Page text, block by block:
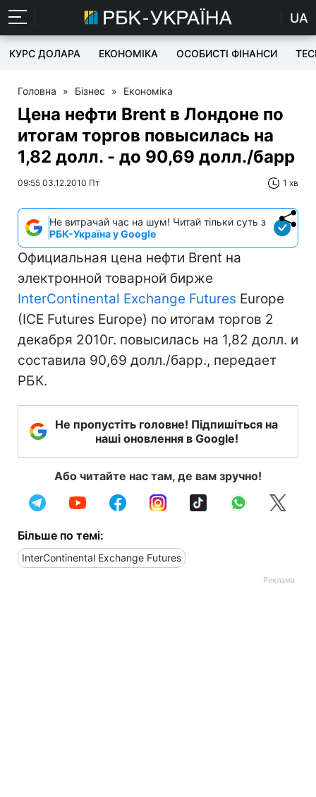
UA
КУРС ДОЛАРА ЕКОНОМІКА ОСОБИСТІ ФІНАНСИ
Головна » Бізнес » Економіка
Цена нефти Brent в Лондоне по
итогам торгов повысилась на
1,82 долл. - до 90,69 долл./барр
09:55 03.12.2010 Пт 1 хв
Не витрачай час на шум! Читай тільки суть з
РБК-Україна у Google
Официальная цена нефти Brent на
электронной товарной бирже
InterContinental Exchange Futures Europe
(IСE Futures Europe) по итогам торгов 2
декабря 2010г. повысилась на 1,82 долл. и
составила 90,69 долл./барр., передает
РБК.
Не пропустіть головне! Підпишіться на
наші оновлення в Google!
Або читайте нас там, де вам зручно!
Більше по темі:
InterContinental Exchange Futures